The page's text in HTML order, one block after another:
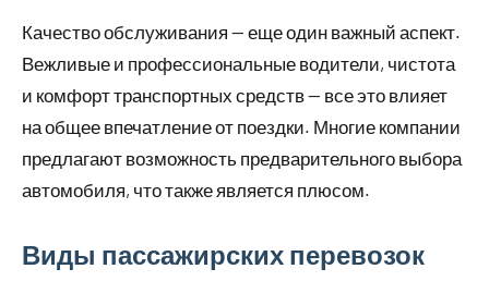
Качество обслуживания — еще один важный аспект.
Вежливые и профессиональные водители, чистота
и комфорт транспортных средств — все это влияет
на общее впечатление от поездки. Многие компании
предлагают возможность предварительного выбора
автомобиля, что также является плюсом.
Виды пассажирских перевозок